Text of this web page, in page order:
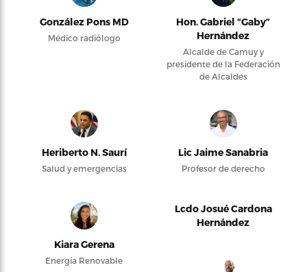
González Pons MD
Médico radiólogo
Hon. Gabriel “Gaby”
Hernández
Alcalde de Camuy y
presidente de la Federación
de Alcaldes
Heriberto N. Saurí
Salud y emergencias
Lic Jaime Sanabria
Profesor de derecho
Kiara Gerena
Energía Renovable
Lcdo Josué Cardona
Hernández